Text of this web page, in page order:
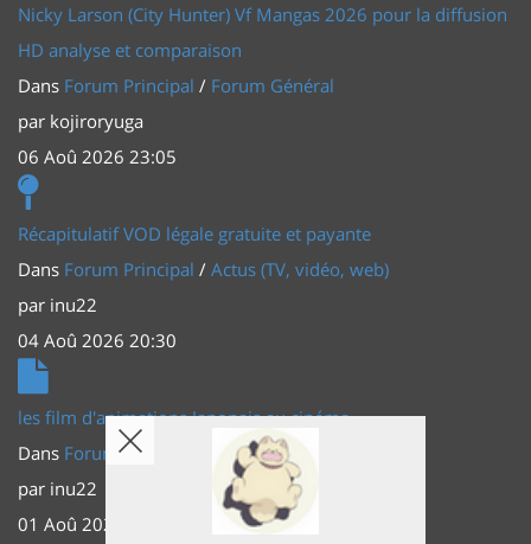
Nicky Larson (City Hunter) Vf Mangas 2026 pour la diffusion
HD analyse et comparaison
Dans Forum Principal / Forum Général
par kojiroryuga
06 Aoû 2026 23:05
Récapitulatif VOD légale gratuite et payante
Dans Forum Principal / Actus (TV, vidéo, web)
par inu22
04 Aoû 2026 20:30
les film d'animations Japonais au cinéma
Dans Forum Principal
Actus (TV, vidéo, web)
par inu22
01 Aoû 2026 20:56